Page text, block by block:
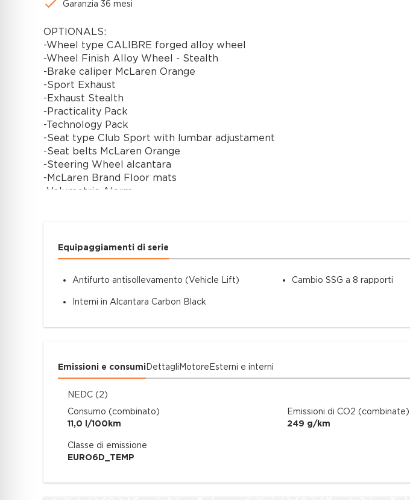
Garanzia 36 mesi
OPTIONALS:
-Wheel type CALIBRE forged alloy wheel
-Wheel Finish Alloy Wheel - Stealth
-Brake caliper McLaren Orange
-Sport Exhaust
-Exhaust Stealth
-Practicality Pack
-Technology Pack
-Seat type Club Sport with lumbar adjustament
-Seat belts McLaren Orange
-Steering Wheel alcantara
-McLaren Brand Floor mats
-Volumetric Alarm
Selling price is including 22% VAT.
Via G.B. Grassi 98 - Milan - Italy.
Equipaggiamenti di serie
Antifurto antisollevamento (Vehicle Lift) Cambio SSG a 8 rapporti
Interni in Alcantara Carbon Black
Emissioni e consumiDettagliMotoreEsterni e interni
NEDC (2)
Consumo (combinato)
11,0 l/100km
Emissioni di CO2 (combinate)
249 g/km
Classe di emissione
EURO6D_TEMP